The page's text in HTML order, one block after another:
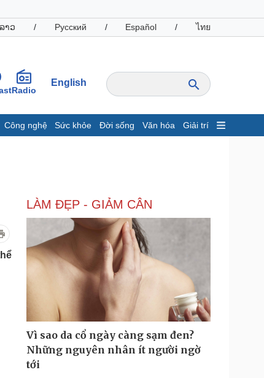
າວ / Русский / Español / ไทย
Radio
English
Công nghệ Sức khỏe Đời sống Văn hóa Giải trí
Chứng khoán
Giá cà phê
nghiệp
tin doanh nghiệp
nghiệp 24h
đồng
Công nghệ
Sành điệu
Tin Công nghệ
Trải nghiệm
Chuyển đổi số
Podcast
Câu chuyện thời sự
LÀM ĐẸP - GIẢM CÂN
Vì sao da cổ ngày càng sạm đen?
Những nguyên nhân ít người ngờ
tới